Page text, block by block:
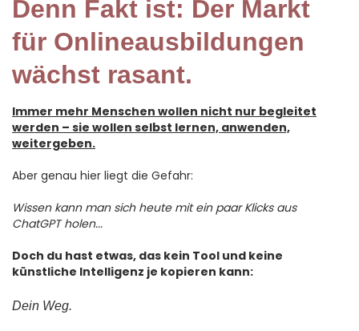
Denn Fakt ist: Der Markt
für Onlineausbildungen
wächst rasant.
Immer mehr Menschen wollen nicht nur begleitet
werden – sie wollen selbst lernen, anwenden,
weitergeben.
Aber genau hier liegt die Gefahr:
Wissen kann man sich heute mit ein paar Klicks aus
ChatGPT holen...
Doch du hast etwas, das kein Tool und keine
künstliche Intelligenz je kopieren kann:
Dein Weg.